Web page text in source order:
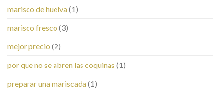
marisco de huelva(1)
marisco fresco (3)
mejor precio (2)
por que no se abren las coquinas (1)
preparar una mariscada(1)